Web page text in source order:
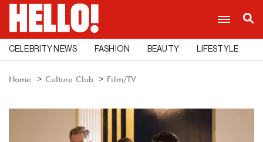
CELEBRITY NEWS FASHION BEAUTY LIFESTYLE
Home Culture Club Film/TV